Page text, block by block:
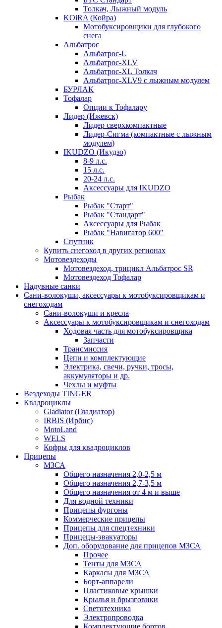
Толкач, Лыжный модуль
KOiRA (Койра)
Мотобуксировщики для глубокого
снега
Альбатрос
Альбатрос-L
Альбатрос-XLV
Альбатрос-XL Толкач
Альбатрос-XLV9 с лыжным модулем
БУРЛАК
Тофалар
Опции к Тофалару
Лидер (Ижевск)
Лидер сверхкомпактные
Лидер-Сигма (компактные с лыжным
модулем)
IKUDZO (Икудзо)
8-9 л.с.
15 л.с.
20-24 л.с.
Аксессуары для IKUDZO
Рыбак
Рыбак "Старт"
Рыбак "Стандарт"
Аксессуары для Рыбак
Рыбак "Навигатор 600"
Спутник
Купить снегоход в других регионах
Мотовездеходы
Мотовездеход, трицикл Альбатрос SR
Мотовездеход Тофалар
Надувные санки
Сани-волокуши, аксессуары к мотобуксировщикам и
снегоходам
Сани-волокуши и кресла
Аксессуары к мотобуксировщикам и снегоходам
Ходовая часть для мотобуксировщика
Запчасти
Трансмиссия
Цепи и комплектующие
Электрика, свечи, ручки, тросы,
аккумуляторы и др.
Чехлы и муфты
Вездеходы TINGER
Квадроциклы
Gladiator (Гладиатор)
IRBIS (Ирбис)
MotoLand
WELS
Кофры для квадроциклов
Прицепы
МЗСА
Общего назначения 2,0-2,5 м
Общего назначения 2,7-3,5 м
Общего назначения от 4 м и выше
Для водной техники
Прицепы фургоны
Коммерческие прицепы
Прицепы для спецтехники
Прицецы-эвакуаторы
Доп. оборудование для прицепов МЗСА
Прочее
Тенты для МЗСА
Каркасы для МЗСА
Борт-аппарели
Пластиковые крышки
Крылья и брызговики
Светотехника
Электропроводка
Комплектующие бортов